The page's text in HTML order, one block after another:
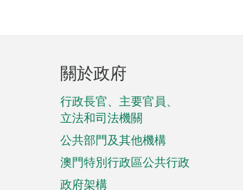
頁
腳
菜
單
關於政府
行政長官、主要官員、
立法和司法機關
公共部門及其他機構
澳門特別行政區公共行政
政府架構